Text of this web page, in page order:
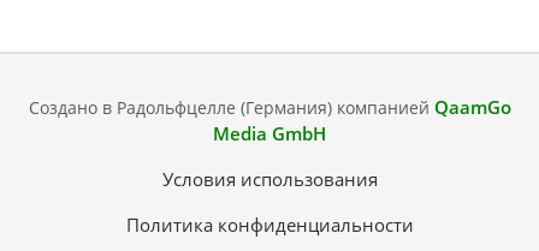
Создано в Радольфцелле (Германия) компанией QaamGo
Media GmbH
Условия использования
Политика конфиденциальности